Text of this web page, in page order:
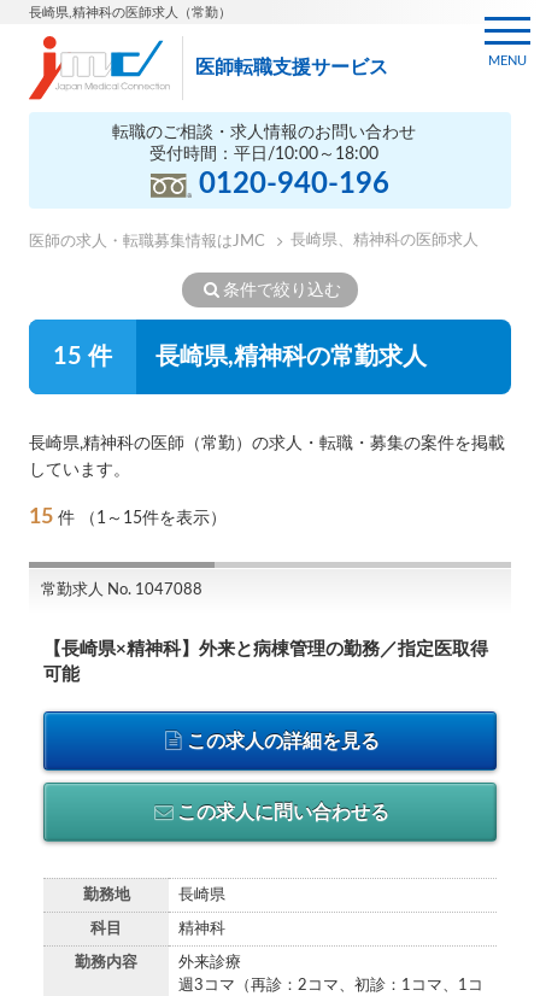
長崎県,精神科の医師求人（常勤）
医師転職支援サービス
転職のご相談・求人情報のお問い合わせ
受付時間：平日/10:00～18:00
0120-940-196
MENU
医師の求人・転職募集情報はJMC 長崎県、精神科の医師求人
条件で絞り込む
15 件 長崎県,精神科の常勤求人
長崎県,精神科の医師（常勤）の求人・転職・募集の案件を掲載
しています。
15 件 （1～15件を表示）
常勤求人 No. 1047088
【長崎県×精神科】外来と病棟管理の勤務／指定医取得
可能
この求人の詳細を見る
この求人に問い合わせる
勤務地 長崎県
科目 精神科
勤務内容
外来診療
週3コマ（再診：2コマ、初診：1コマ、1コ